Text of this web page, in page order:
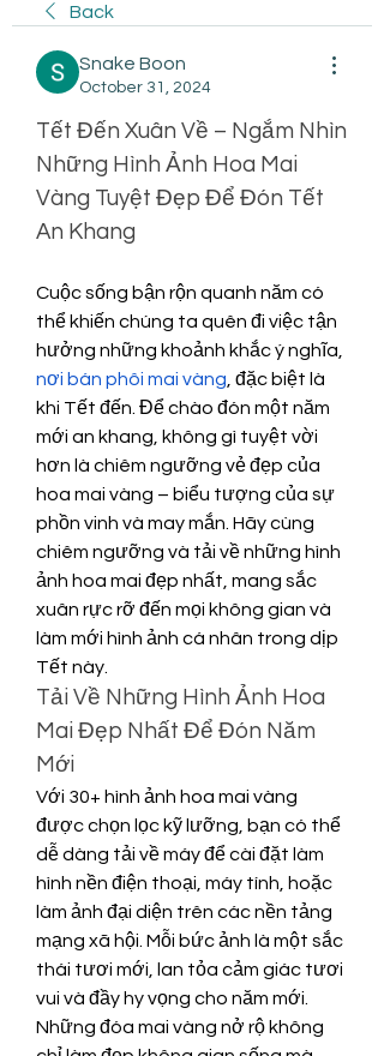
Back
Snake Boon
October 31, 2024
Tết Đến Xuân Về – Ngắm Nhìn
Những Hình Ảnh Hoa Mai
Vàng Tuyệt Đẹp Để Đón Tết
An Khang
Cuộc sống bận rộn quanh năm có
thể khiến chúng ta quên đi việc tận
nơi bán phôi mai vàng , đặc biệt là
khi Tết đến. Để chào đón một năm
mới an khang, không gì tuyệt vời
hơn là chiêm ngưỡng vẻ đẹp của
hoa mai vàng – biểu tượng của sự
phồn vinh và may mắn. Hãy cùng
chiêm ngưỡng và tải về những hình
ảnh hoa mai đẹp nhất, mang sắc
xuân rực rỡ đến mọi không gian và
làm mới hình ảnh cá nhân trong dịp
Tết này.
Tải Về Những Hình Ảnh Hoa
Mai Đẹp Nhất Để Đón Năm
Mới
Với 30+ hình ảnh hoa mai vàng
được chọn lọc kỹ lưỡng, bạn có thể
dễ dàng tải về máy để cài đặt làm
hình nền điện thoại, máy tính, hoặc
làm ảnh đại diện trên các nền tảng
mạng xã hội. Mỗi bức ảnh là một sắc
thái tươi mới, lan tỏa cảm giác tươi
vui và đầy hy vọng cho năm mới.
Những đóa mai vàng nở rộ không